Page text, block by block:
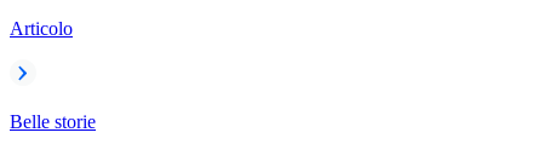
Articolo
Belle storie